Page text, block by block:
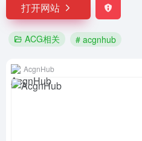
打开网站
ACG相关 # acgnhub
AcgnHub